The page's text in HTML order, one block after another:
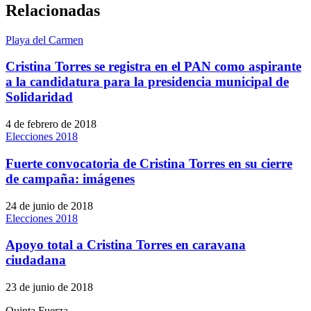
Relacionadas
Playa del Carmen
Cristina Torres se registra en el PAN como aspirante
a la candidatura para la presidencia municipal de
Solidaridad
4 de febrero de 2018
Elecciones 2018
Fuerte convocatoria de Cristina Torres en su cierre
de campaña: imágenes
24 de junio de 2018
Elecciones 2018
Apoyo total a Cristina Torres en caravana
ciudadana
23 de junio de 2018